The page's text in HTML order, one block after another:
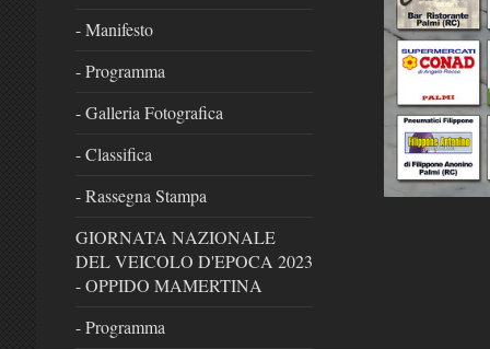
- Manifesto
- Programma
- Galleria Fotografica
- Classifica
- Rassegna Stampa
GIORNATA NAZIONALE
DEL VEICOLO D'EPOCA 2023
- OPPIDO MAMERTINA
- Programma